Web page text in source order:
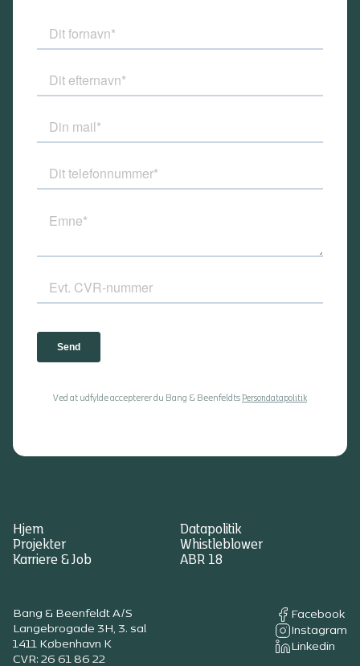
Ved at udfylde accepterer du Bang & Beenfeldts Persondatapolitik
Hjem
Datapolitik
Projekter
Whistleblower
Karriere & Job
ABR 18
Bang & Beenfeldt A/S
Langebrogade 3H, 3. sal
1411 København K
CVR: 26 61 86 22
Facebook
Instagram
Linkedin